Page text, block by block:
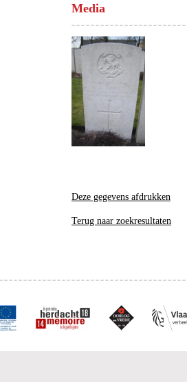
Media
Deze gegevens afdrukken
Terug naar zoekresultaten